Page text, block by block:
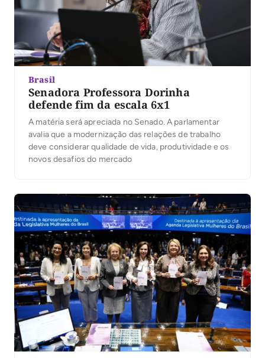
Brasil
Senadora Professora Dorinha
defende fim da escala 6x1
A matéria será apreciada no Senado. A parlamentar
avalia que a modernização das relações de trabalho
deve considerar qualidade de vida, produtividade e os
novos desafios do mercado